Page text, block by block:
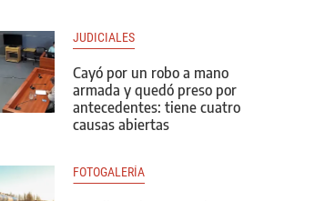
JUDICIALES
Cayó por un robo a mano
armada y quedó preso por
antecedentes: tiene cuatro
causas abiertas
FOTOGALERÍA